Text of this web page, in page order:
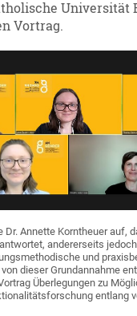
Universität
Vortrag.
Dr. Annette Korntheuer auf,
andererseits
und
dieser Grundannahme
Überlegungen zu
entlang